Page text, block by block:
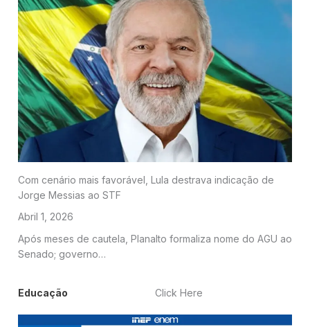
Com cenário mais favorável, Lula destrava indicação de
Jorge Messias ao STF
Abril 1, 2026
Após meses de cautela, Planalto formaliza nome do AGU ao
Senado; governo…
Educação Click Here